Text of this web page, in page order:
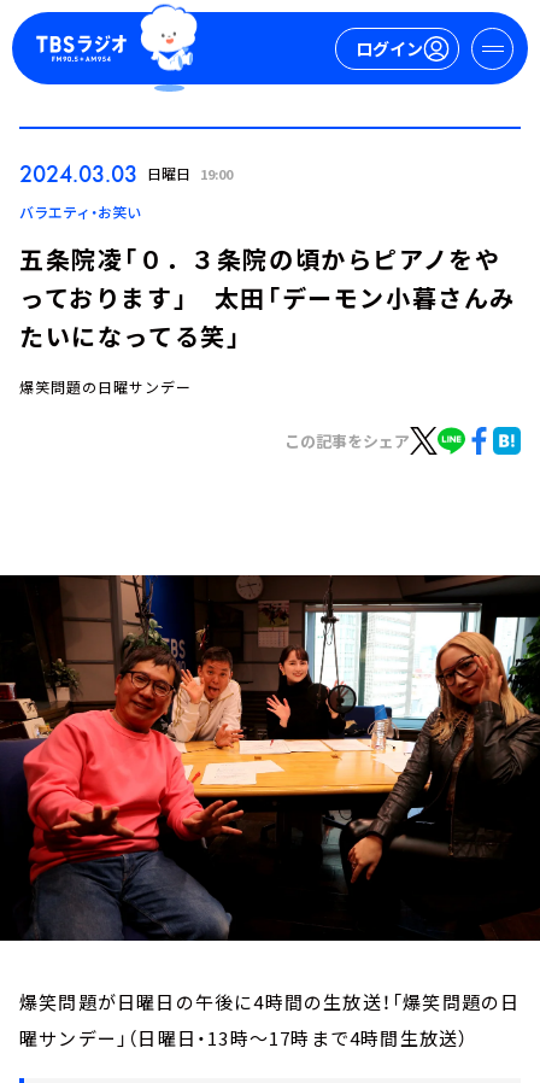
ログイン
ログイン
イベント・グッズ
YouTube
会社情報
2024.03.03 日曜日 19:00
バラエティ・お笑い
五条院凌「０．３条院の頃からピアノをや
っております」 太田「デーモン小暮さんみ
たいになってる笑」
爆笑問題の日曜サンデー
この記事をシェア
爆笑問題が日曜日の午後に4時間の生放送！「爆笑問題の日
曜サンデー」（日曜日・13時～17時まで4時間生放送）